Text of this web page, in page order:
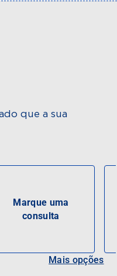
que a sua
Marque uma
consulta
Mais opções